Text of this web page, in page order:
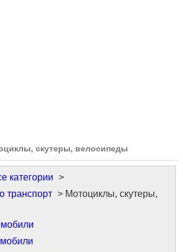
скутеры, велосипеды
категории >
транспорт > Мотоциклы, скутеры,